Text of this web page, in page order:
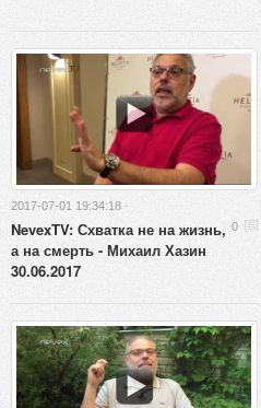
2017-07-01 19:34:18 ·
0
NevexTV: Схватка не на жизнь,
а на смерть - Михаил Хазин
30.06.2017